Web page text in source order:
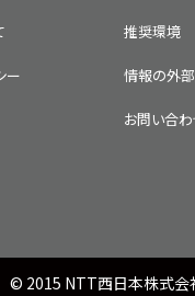
推奨環境
ー 情報の外
お問い合
© 2015 NTT西日本株式会